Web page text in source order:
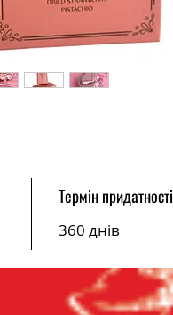
Термін придатності
360 днів